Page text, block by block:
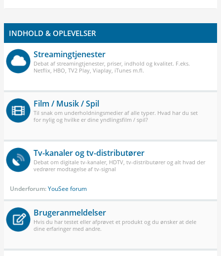
INDHOLD & OPLEVELSER
Streamingtjenester
Debat af streamingtjenester, priser, indhold og kvalitet. F.eks.
Netflix, HBO, TV2 Play, Viaplay, iTunes m.fl.
Film / Musik / Spil
Til snak om underholdningsmedier af alle typer. Hvad har du set
for nylig og hvilke er dine yndlingsfilm / spil?
Tv-kanaler og tv-distributører
Debat om digitale tv-kanaler, HDTV, tv-distributører og alt hvad der
vedrører modtagelse af tv-signal
Underforum:YouSee forum
Brugeranmeldelser
Hvis du har testet eller afprøvet et produkt og du ønsker at dele
dine erfaringer med andre.